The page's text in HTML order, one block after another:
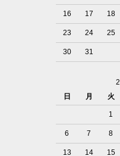
16 17 18
23 24 25
30 31
日
月 火
1
6 7 8
13 14 15